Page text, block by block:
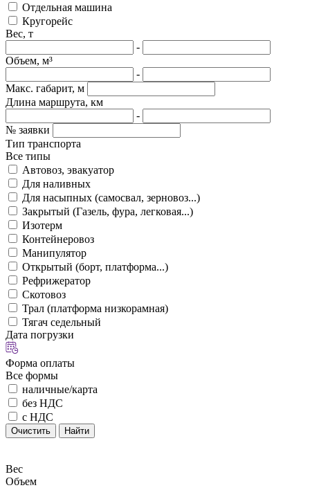
Отдельная машина
Кругорейс
Вес, т
-
Объем, м³
-
Макс. габарит, м
Длина маршрута, км
-
№ заявки
Тип транспорта
Все типы
Автовоз, эвакуатор
Для наливных
Для насыпных (самосвал, зерновоз...)
Закрытый (Газель, фура, легковая...)
Изотерм
Контейнеровоз
Манипулятор
Открытый (борт, платформа...)
Рефрижератор
Скотовоз
Трал (платформа низкорамная)
Тягач седельный
Дата погрузки
Форма оплаты
Все формы
наличные/карта
без НДС
с НДС
Очистить Найти
Вес
Объем